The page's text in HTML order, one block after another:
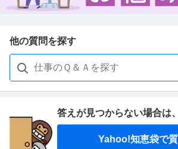
他の質問を探す
答えが見つからない場合は、
Yahoo!知恵袋で